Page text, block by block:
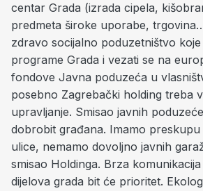
centar Grada (izrada cipela,
predmeta široke uporabe,
zdravo socijalno poduzetništvo
programe Grada i vezati se na
fondove Javna poduzeća u
posebno Zagrebački holding treba
upravljanje. Smisao javnih
dobrobit građana. Imamo
ulice, nemamo dovoljno javnih
smisao Holdinga. Brza
dijelova grada bit će prioritet.